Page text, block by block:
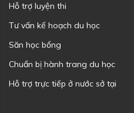
Hỗ trợ luyện thi
Tư vấn kế hoạch du học
Săn học bổng
Chuẩn bị hành trang du học
Hỗ trợ trực tiếp ở nước sở tại